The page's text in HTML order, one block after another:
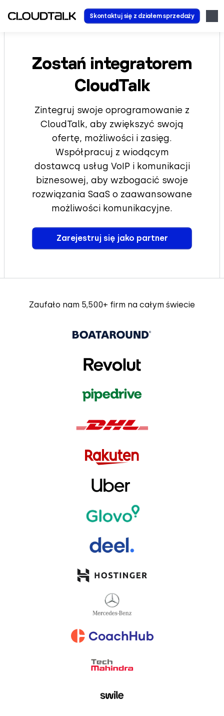
Skontaktuj się z działem sprzedaży
Zostań integratorem
CloudTalk
Zintegruj swoje oprogramowanie z
CloudTalk, aby zwiększyć swoją
ofertę, możliwości i zasięg.
Współpracuj z wiodącym
dostawcą usług VoIP i komunikacji
biznesowej, aby wzbogacić swoje
rozwiązania SaaS o zaawansowane
możliwości komunikacyjne.
Zarejestruj się jako partner
Zaufało nam 5,500+ firm na całym świecie